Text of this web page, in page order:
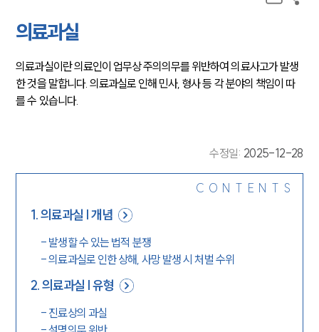
의료과실
의료과실이란 의료인이 업무상 주의의무를 위반하여 의료사고가 발생
한 것을 말합니다. 의료과실로 인해 민사, 형사 등 각 분야의 책임이 따
를 수 있습니다.
수정일: 2025-12-28
CONTENTS
1.의료과실 | 개념
- 발생할 수 있는 법적 분쟁
-의료과실로 인한 상해, 사망 발생 시 처벌 수위
2.의료과실 | 유형
- 진료상의 과실